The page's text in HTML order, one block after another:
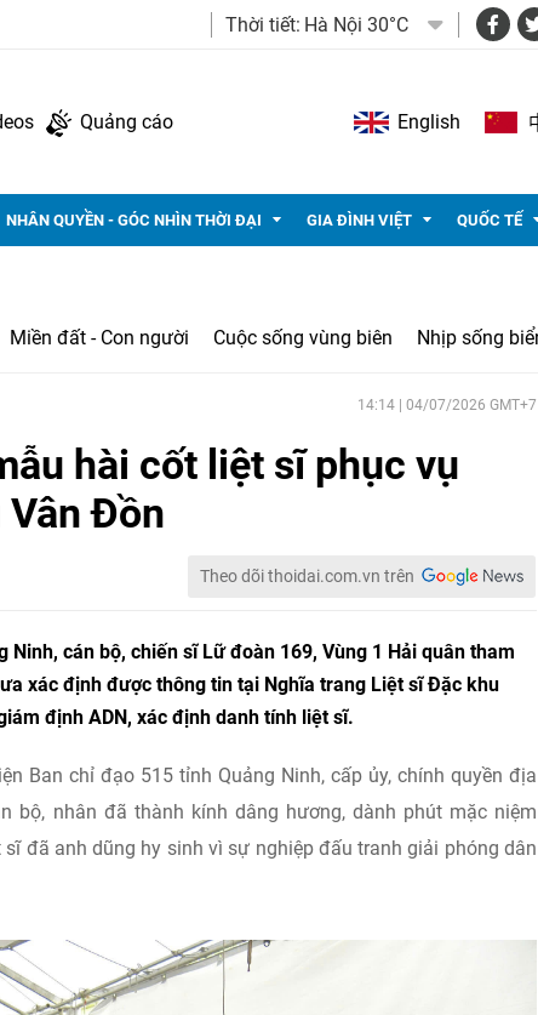
Thời tiết: Hà Nội 30°C
Quảng cáo English
NHÂN QUYỀN - GÓC NHÌN THỜI ĐẠI GIA ĐÌNH VIỆT QUỐC TẾ
Miền đất - Con người Cuộc sống vùng biên Nhịp sống
14:14 | 04/07/2026 GMT+7
hài cốt liệt sĩ phục vụ
Đồn
Theo dõi thoidai.com.vn trên
cán bộ, chiến sĩ Lữ đoàn 169, Vùng 1 Hải quân tham
xác định được thông tin tại Nghĩa trang Liệt sĩ Đặc khu
định ADN, xác định danh tính liệt sĩ.
Ban chỉ đạo 515 tỉnh Quảng Ninh, cấp ủy, chính quyền địa
bộ, nhân đã thành kính dâng hương, dành phút mặc niệm
đã anh dũng hy sinh vì sự nghiệp đấu tranh giải phóng dân